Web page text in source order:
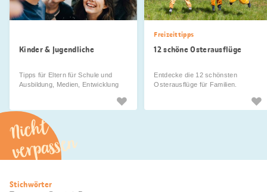
Kinder & Jugendliche
Tipps für Eltern für Schule und
Ausbildung, Medien, Entwicklung
Freizeittipps
12 schöne Osterausflüge
Entdecke die 12 schönsten
Osterausflüge für Familien.
Nicht
verpassen
Nützliche
Stichwörter